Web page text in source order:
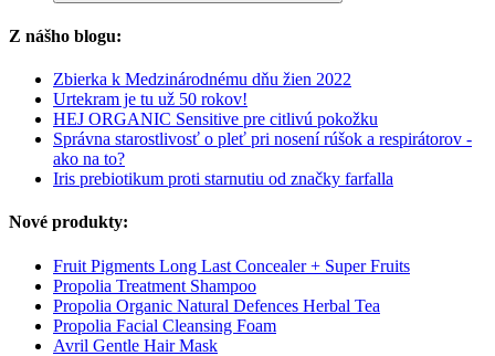
Z nášho blogu:
Zbierka k Medzinárodnému dňu žien 2022
Urtekram je tu už 50 rokov!
HEJ ORGANIC Sensitive pre citlivú pokožku
Správna starostlivosť o pleť pri nosení rúšok a respirátorov -
ako na to?
Iris prebiotikum proti starnutiu od značky farfalla
Nové produkty:
Fruit Pigments Long Last Concealer + Super Fruits
Propolia Treatment Shampoo
Propolia Organic Natural Defences Herbal Tea
Propolia Facial Cleansing Foam
Avril Gentle Hair Mask